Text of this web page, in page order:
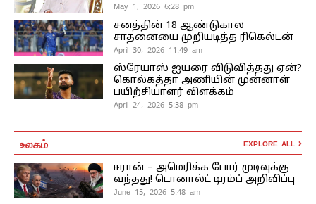
May 1, 2026 6:28 pm
சனத்தின் 18 ஆண்டுகால
சாதனையை முறியடித்த ரிகெல்டன்
April 30, 2026 11:49 am
ஸ்ரேயாஸ் ஐயரை விடுவித்தது ஏன்?
கொல்கத்தா அணியின் முன்னாள்
பயிற்சியாளர் விளக்கம்
April 24, 2026 5:38 pm
உலகம் EXPLORE ALL
ஈரான் – அமெரிக்க போர் முடிவுக்கு
வந்தது! டொனால்ட் டிரம்ப் அறிவிப்பு
June 15, 2026 5:48 am